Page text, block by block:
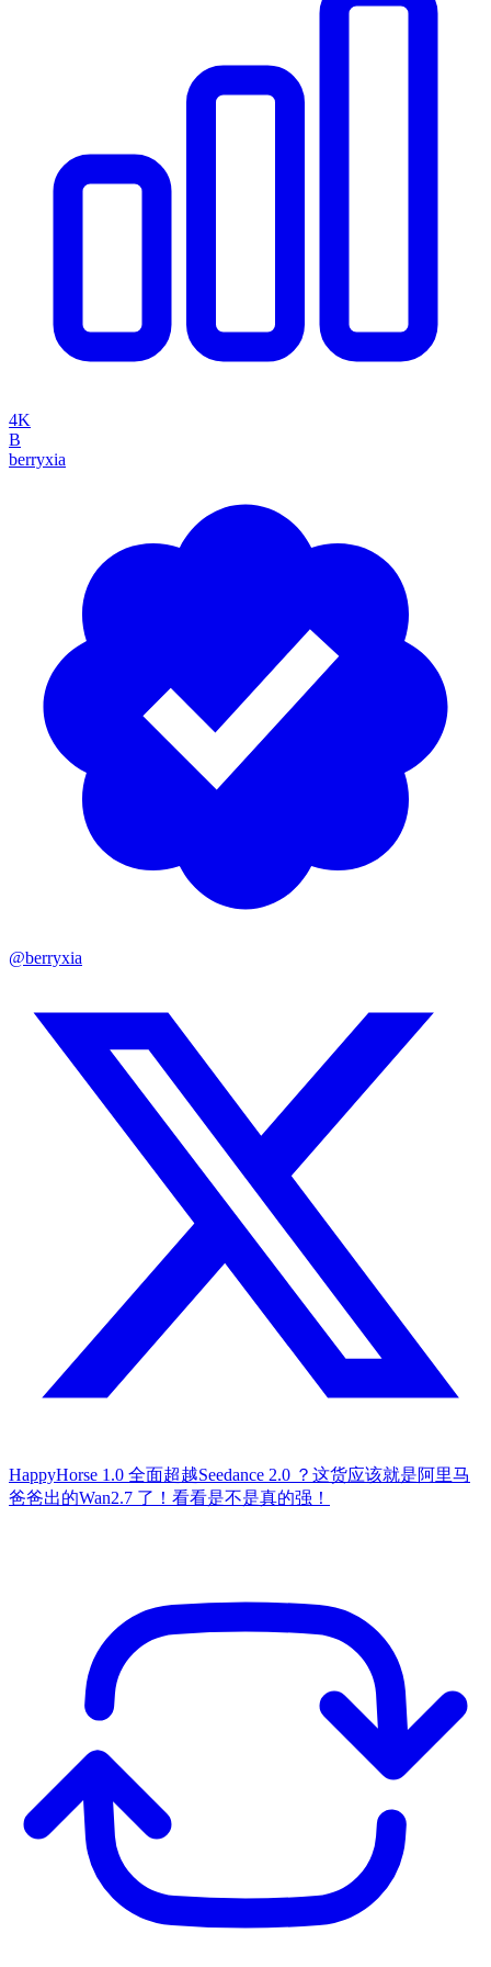
4K
B
berryxia
@berryxia
HappyHorse 1.0 全面超越Seedance 2.0 ？这货应该就是阿里马
爸爸出的Wan2.7 了！看看是不是真的强！